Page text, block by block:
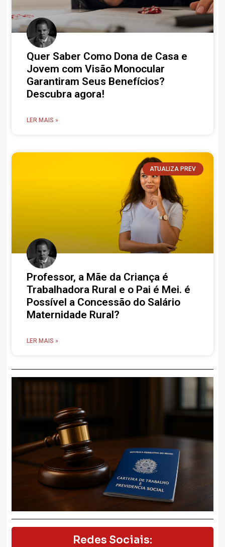
Quer Saber Como Dona de Casa e
Jovem com Visão Monocular
Garantiram Seus Benefícios?
Descubra agora!
LER MAIS »
ATUALIZA PREV
Professor, a Mãe da Criança é
Trabalhadora Rural e o Pai é Mei. é
Possível a Concessão do Salário
Maternidade Rural?
LER MAIS »
Redes Sociais: